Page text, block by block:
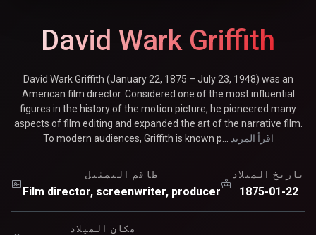
David Wark Griffith
David Wark Griffith (January 22, 1875 – July 23, 1948) was an
American film director. Considered one of the most influential
figures in the history of the motion picture, he pioneered many
aspects of film editing and expanded the art of the narrative film.
To modern audiences, Griffith is known p...
اقرأ المزيد
طاقم التمثيل
Film director, screenwriter, producer
تاريخ الميلاد
1875-01-22
مكان الميلاد